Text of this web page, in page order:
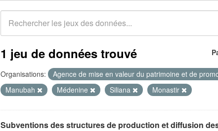
1 jeu de données trouvé
Organisations: Agence de mise en valeur du patrimoine et de
Manubah
Médenine Siliana Monastir
Subventions des structures de production et diffusion